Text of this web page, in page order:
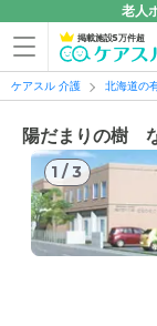
老人
掲載施設5万件超
ケアスル 介護 北海道の
陽だまりの樹
1 /3
1/3